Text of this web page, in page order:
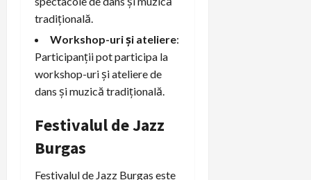
tradițională.
Workshop-uri și ateliere:
Participanții pot participa la
workshop-uri și ateliere de
dans și muzică tradițională.
Festivalul de Jazz
Burgas
Festivalul de Jazz Burgas este